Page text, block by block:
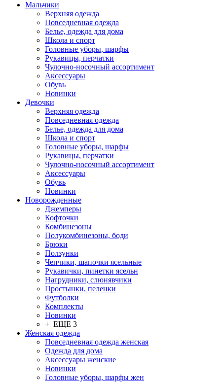
Мальчики
Верхняя одежда
Повседневная одежда
Белье, одежда для дома
Школа и спорт
Головные уборы, шарфы
Рукавицы, перчатки
Чулочно-носочный ассортимент
Аксессуары
Обувь
Новинки
Девочки
Верхняя одежда
Повседневная одежда
Белье, одежда для дома
Школа и спорт
Головные уборы, шарфы
Рукавицы, перчатки
Чулочно-носочный ассортимент
Аксессуары
Обувь
Новинки
Новорожденные
Джемперы
Кофточки
Комбинезоны
Полукомбинезоны, боди
Брюки
Ползунки
Чепчики, шапочки ясельные
Рукавички, пинетки ясельн
Нагрудники, слюнявчики
Простынки, пеленки
Футболки
Комплекты
Новинки
+ ЕЩЕ 3
Женская одежда
Повседневная одежда женская
Одежда для дома
Аксессуары женские
Новинки
Головные уборы, шарфы жен